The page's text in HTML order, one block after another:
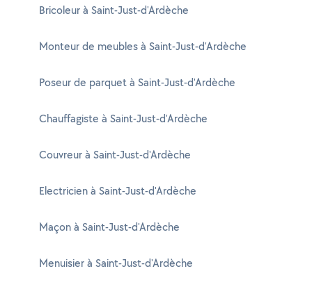
Bricoleur à Saint-Just-d'Ardèche
Monteur de meubles à Saint-Just-d'Ardèche
Poseur de parquet à Saint-Just-d'Ardèche
Chauffagiste à Saint-Just-d'Ardèche
Couvreur à Saint-Just-d'Ardèche
Electricien à Saint-Just-d'Ardèche
Maçon à Saint-Just-d'Ardèche
Menuisier à Saint-Just-d'Ardèche